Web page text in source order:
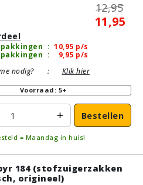
12,95
11,95
: 10,95 p/s
: 9,95 p/s
nodig?
: Klik hier
Voorraad: 5+
Bestellen
= Maandag in huis!
184 (stofzuigerzakken
origineel)